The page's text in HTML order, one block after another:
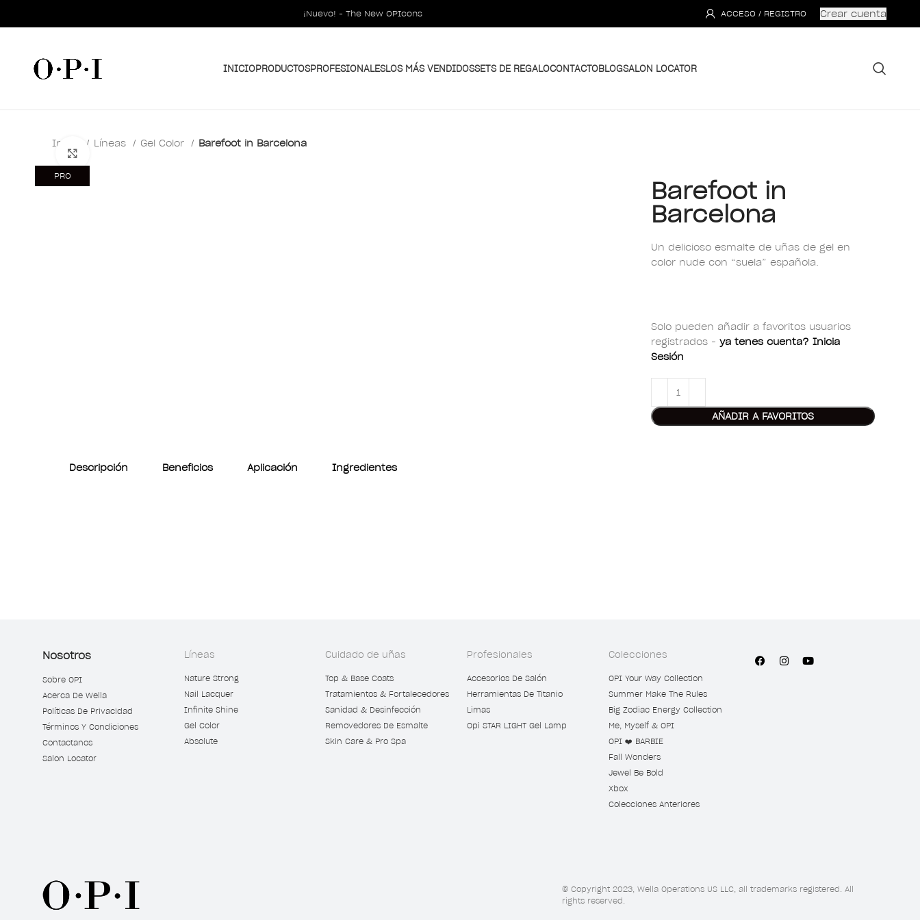
¡Nuevo! - The New OPIcons ACCESO / REGISTRO Crear cuenta
INICIOPRODUCTOSPROFESIONALESLOS MÁS VENDIDOSSETS DE REGALOCONTACTOBLOGSALON LOCATOR
Inicio Líneas Gel Color Barefoot in Barcelona
PRO
Barefoot in
Barcelona
Un delicioso esmalte de uñas de gel en
color nude con “suela” española.
Solo pueden añadir a favoritos usuarios
registrados - ya tenes cuenta? Inicia
Sesión
AÑADIR A FAVORITOS
Descripción Beneficios Aplicación Ingredientes
Nosotros
Sobre OPI
Acerca De Wella
Políticas De Privacidad
Términos Y Condiciones
Contactanos
Salon Locator
Líneas
Nature Strong
Nail Lacquer
Infinite Shine
Gel Color
Absolute
Cuidado de uñas
Top & Base Coats
Tratamientos & Fortalecedores
Sanidad & Desinfección
Removedores De Esmalte
Skin Care & Pro Spa
Profesionales
Accesorios De Salón
Herramientas De Titanio
Limas
Opi STAR LIGHT Gel Lamp
Colecciones
OPI Your Way Collection
Summer Make The Rules
Big Zodiac Energy Collection
Me, Myself & OPI
OPI ❤️ BARBIE
Fall Wonders
Jewel Be Bold
Xbox
Colecciones Anteriores
© Copyright 2023, Wella Operations US LLC, all trademarks registered. All
rights reserved.